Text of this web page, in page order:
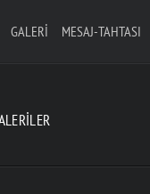
GALERI MESAJ-TAHTASI